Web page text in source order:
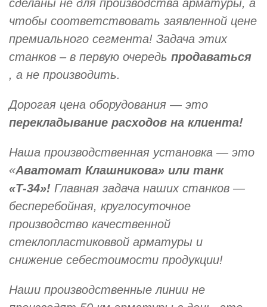
сделаны не для производства арматуры, а
чтобы соответствовать заявленной цене
премиального сегмента! Задача этих
станков – в первую очередь продаваться
, а не производить.
Дорогая цена оборудования — это
перекладывание расходов на клиента!
Наша производственная установка — это
«Аватомат Клашникова» или танк
«Т-34»! Главная задача наших станков —
бесперебойная, круглосуточное
производство качественной
стеклопластиковвой арматуры и
снижение себестоимости продукции!
Наши производственные линии не